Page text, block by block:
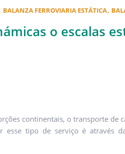
, BALANZA FERROVIARIA ESTÁTICA,
o escalas
continentais, o transporte de
esse tipo de serviço é através